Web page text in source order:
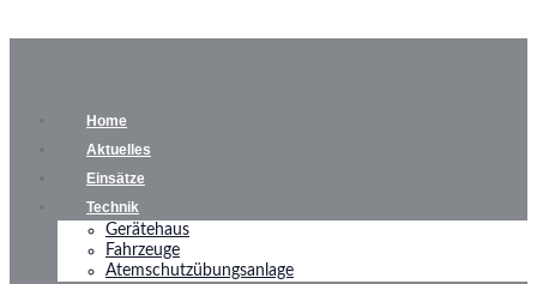
Home
Aktuelles
Einsätze
Technik
Gerätehaus
Fahrzeuge
Atemschutzübungsanlage